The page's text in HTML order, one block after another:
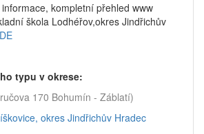
kompletní přehled www
škola Lodhéřov,okres Jindřichův
typu v okrese:
170 Bohumín - Záblatí)
okres Jindřichův Hradec